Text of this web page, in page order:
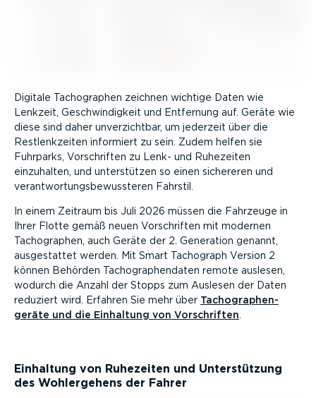
Digitale Tacho­graphen zeichnen wichtige Daten wie
Lenkzeit, Geschwin­digkeit und Entfernung auf. Geräte wie
diese sind daher unver­zichtbar, um jederzeit über die
Restlenk­zeiten informiert zu sein. Zudem helfen sie
Fuhrparks, Vorschriften zu Lenk- und Ruhezeiten
einzuhalten, und unter­stützen so einen sichereren und
verant­wor­tungs­be­wuss­teren Fahrstil.
In einem Zeitraum bis Juli 2026 müssen die Fahrzeuge in
Ihrer Flotte gemäß neuen Vorschriften mit modernen
Tacho­graphen, auch Geräte der 2. Generation genannt,
ausge­stattet werden. Mit Smart Tachograph Version 2
können Behörden Tacho­gra­phen­daten remote auslesen,
wodurch die Anzahl der Stopps zum Auslesen der Daten
reduziert wird. Erfahren Sie mehr über Tacho­gra­phen­
geräte und die Einhaltung von Vorschriften
Einhaltung von Ruhezeiten und Unter­stützung
des Wohler­gehens der Fahrer